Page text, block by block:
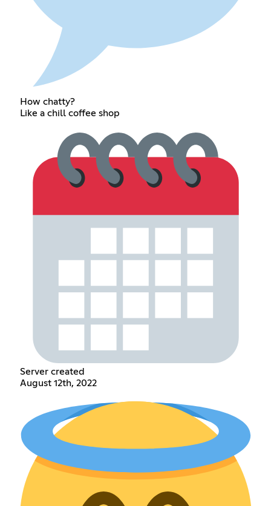
How chatty?
Like a chill coffee shop
Server created
August 12th, 2022